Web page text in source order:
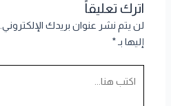
اترك تعليقاً
لن يتم نشر عنوان بريدك الإلكتروني.
إليها بـ*